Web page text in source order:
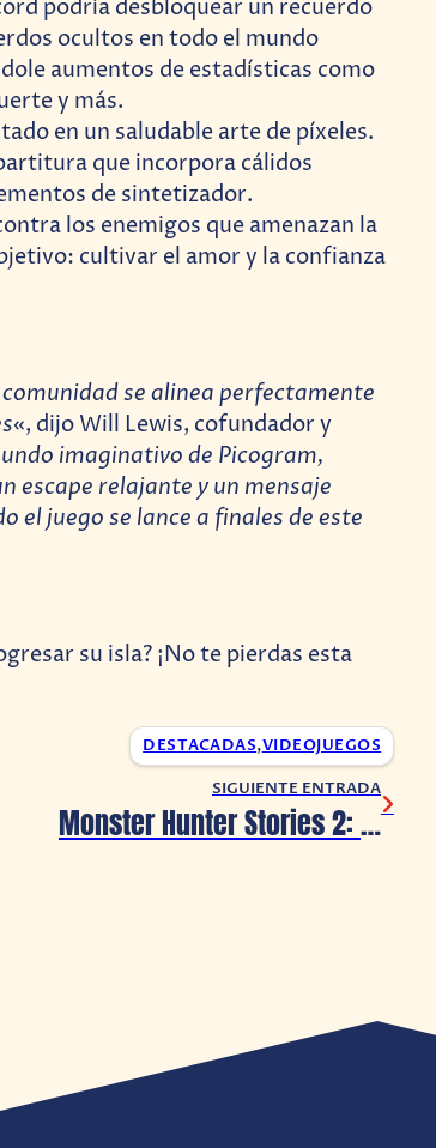
podría desbloquear un recuerdo
ocultos en todo el mundo
aumentos de estadísticas como
y más.
en un saludable arte de píxeles.
que incorpora cálidos
de sintetizador.
los enemigos que amenazan la
cultivar el amor y la confianza
se alinea perfectamente
«, dijo Will Lewis, cofundador y
imaginativo de Picogram,
escape relajante y un mensaje
el juego se lance a finales de este
su isla? ¡No te pierdas esta
DESTACADAS,VIDEOJUEGOS
SIGUIENTE ENTRADA
Monster Hunter Stories 2: Wings of Ruin se prepara para su lanzamiento liberando la cinemática inicial